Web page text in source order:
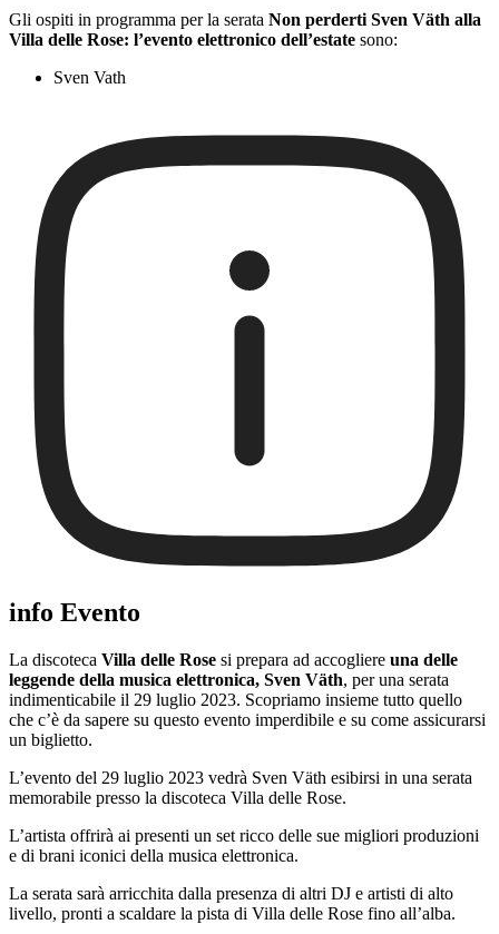
Gli ospiti in programma per la serata Non perderti Sven Väth alla
Villa delle Rose: l’evento elettronico dell’estate sono:
Sven Vath
info Evento
La discoteca Villa delle Rose si prepara ad accogliere una delle
leggende della musica elettronica, Sven Väth, per una serata
indimenticabile il 29 luglio 2023. Scopriamo insieme tutto quello
che c’è da sapere su questo evento imperdibile e su come assicurarsi
un biglietto.
L’evento del 29 luglio 2023 vedrà Sven Väth esibirsi in una serata
memorabile presso la discoteca Villa delle Rose.
L’artista offrirà ai presenti un set ricco delle sue migliori produzioni
e di brani iconici della musica elettronica.
La serata sarà arricchita dalla presenza di altri DJ e artisti di alto
livello, pronti a scaldare la pista di Villa delle Rose fino all’alba.